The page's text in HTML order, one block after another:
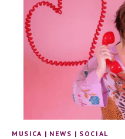
MUSICA | NEWS | SOCIAL